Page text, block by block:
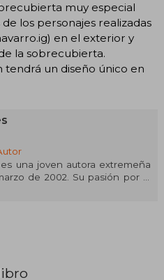
muy especial
los personajes realizadas
en el exterior y
la sobrecubierta.
tendrá un diseño único en
una joven autora extremeña
de 2002. Su pasión por la
cuando solo era una niña, y,
nos quedemos sin estrellas.